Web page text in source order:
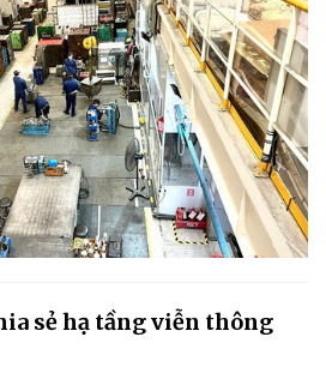
sẻ hạ tầng viễn thông